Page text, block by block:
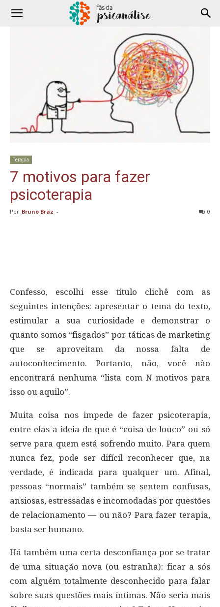
Terapia
7 motivos para fazer
psicoterapia
Por Bruno Braz - 0
Confesso, escolhi esse título clichê com as
seguintes intenções: apresentar o tema do texto,
estimular a sua curiosidade e demonstrar o
quanto somos “fisgados” por táticas de marketing
que se aproveitam da nossa falta de
autoconhecimento. Portanto, não, você não
encontrará nenhuma “lista com N motivos para
isso ou aquilo”.
Muita coisa nos impede de fazer psicoterapia,
entre elas a ideia de que é “coisa de louco” ou só
serve para quem está sofrendo muito. Para quem
nunca fez, pode ser difícil reconhecer que, na
verdade, é indicada para qualquer um. Afinal,
pessoas “normais” também se sentem confusas,
ansiosas, estressadas e incomodadas por questões
de relacionamento — ou não? Para fazer terapia,
basta ser humano.
Há também uma certa desconfiança por se tratar
de uma situação nova (ou estranha): ficar a sós
com alguém totalmente desconhecido para falar
sobre suas questões mais íntimas. Não seria mais